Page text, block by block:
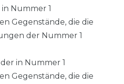
Nummer 1
Gegenstände, die die
der Nummer 1
in Nummer 1
Gegenstände, die die